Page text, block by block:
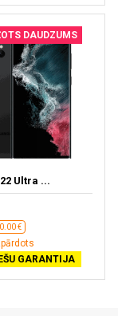
DAUDZUMS
Ultra ...
€
GARANTIJA